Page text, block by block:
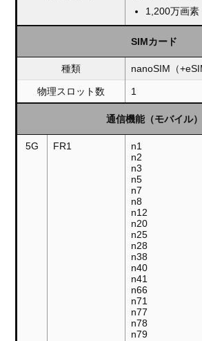
1,200万画素
SIMカード
種類 nanoSIM（
物理スロット数 1
通信機能（モバイル）
5G FR1
n1
n2
n3
n5
n7
n8
n12
n20
n25
n28
n38
n40
n41
n66
n71
n77
n78
n79